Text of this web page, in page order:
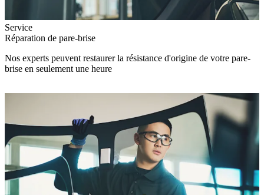
Service
Réparation de pare-brise
Nos experts peuvent restaurer la résistance d'origine de votre pare-
brise en seulement une heure